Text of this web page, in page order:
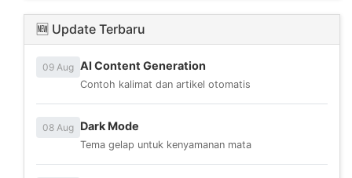
🆕 Update Terbaru
09 Aug AI Content Generation
Contoh kalimat dan artikel otomatis
08 Aug Dark Mode
Tema gelap untuk kenyamanan mata